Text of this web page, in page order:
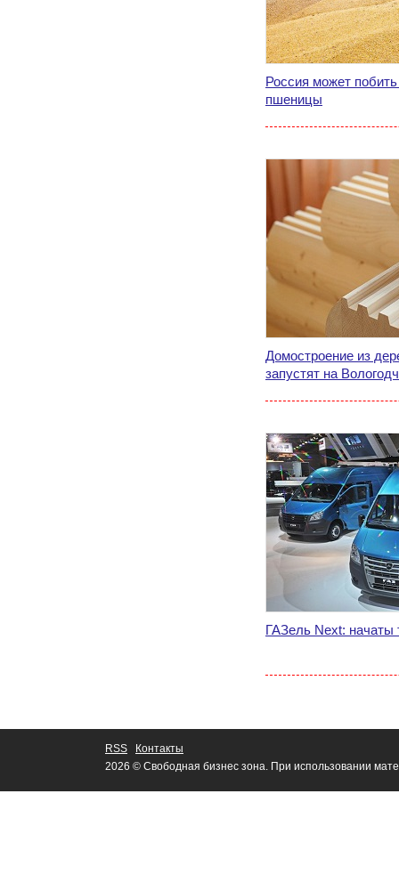
Россия может
пшеницы
Домостроение из
запустят на
ГАЗель Next: начаты
RSS
Контакты
2026 © Свободная бизнес зона. При использовании